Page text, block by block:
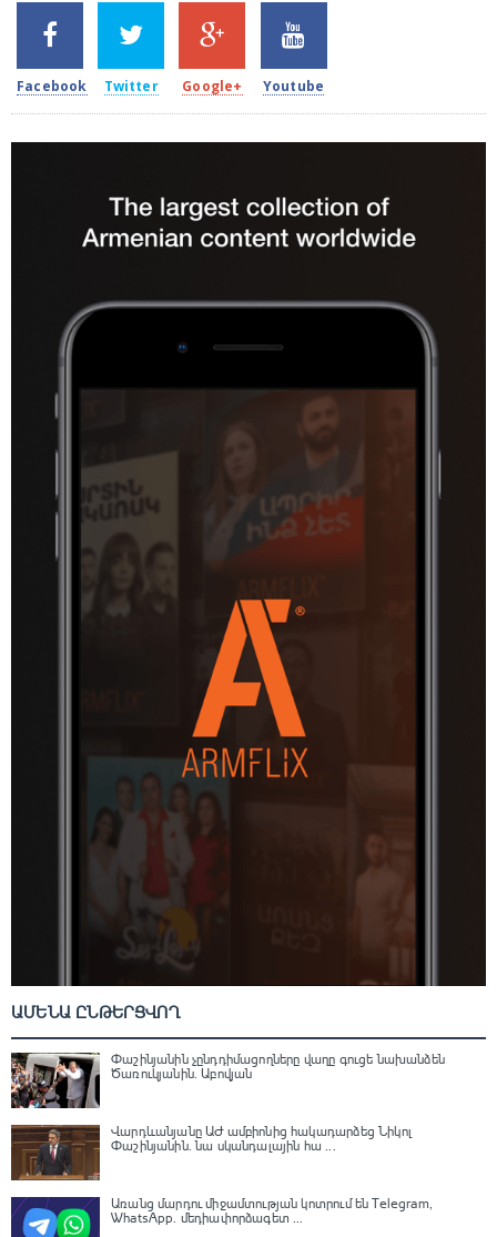
2k
SHARES
Facebook
1.5k
TWEETS
Twitter
203
SHARES
Google+
620
SHARES
Youtube
ԱՄԵՆԱ ԸՆԹԵՐՑՎՈՂ
Փաշինյանին չընդդիմացողները վաղը գուցե նախանձեն
Ծառուկյանին. Աբովյան
Վարդևանյանը ԱԺ ամբիոնից հակադարձեց Նիկոլ
Փաշինյանին․ նա սկանդալային հա ...
Առանց մարդու միջամտության կոտրում են Telegram,
WhatsApp․ մեդիափորձագետ ...